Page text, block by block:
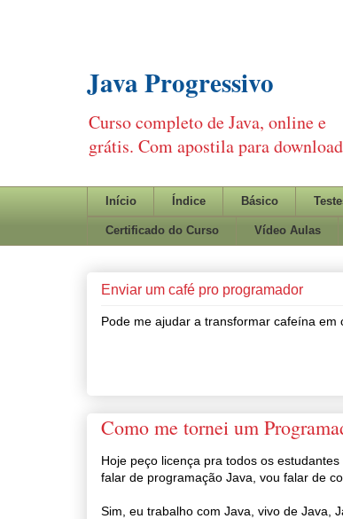
Java Progressivo
Curso completo de Java, online e
grátis. Com apostila para download
Início Índice Básico
Certificado do Curso Vídeo Aulas
Enviar um café pro programador
Pode me ajudar a transformar cafeína em
Como me tornei um
Hoje peço licença pra todos os
falar de programação Java, vou falar de
Sim, eu trabalho com Java, vivo de Java,